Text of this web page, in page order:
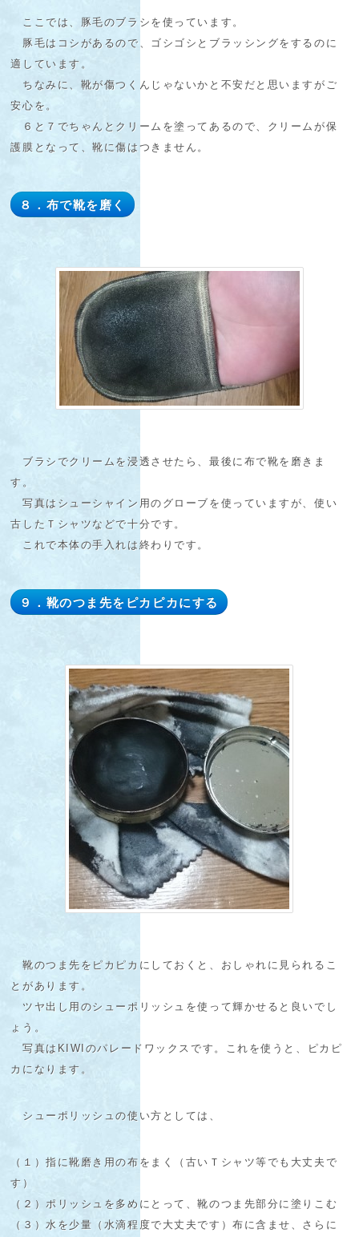
ここでは、豚毛のブラシを使っています。
豚毛はコシがあるので、ゴシゴシとブラッシングをするのに
適しています。
ちなみに、靴が傷つくんじゃないかと不安だと思いますがご
安心を。
６と７でちゃんとクリームを塗ってあるので、クリームが保
護膜となって、靴に傷はつきません。
８．布で靴を磨く
ブラシでクリームを浸透させたら、最後に布で靴を磨きま
す。
写真はシューシャイン用のグローブを使っていますが、使い
古したＴシャツなどで十分です。
これで本体の手入れは終わりです。
９．靴のつま先をピカピカにする
靴のつま先をピカピカにしておくと、おしゃれに見られるこ
とがあります。
ツヤ出し用のシューポリッシュを使って輝かせると良いでし
ょう。
写真はKIWIのパレードワックスです。これを使うと、ピカピ
カになります。
シューポリッシュの使い方としては、
（１）指に靴磨き用の布をまく（古いＴシャツ等でも大丈夫で
す）
（２）ポリッシュを多めにとって、靴のつま先部分に塗りこむ
（３）水を少量（水滴程度で大丈夫です）布に含ませ、さらに